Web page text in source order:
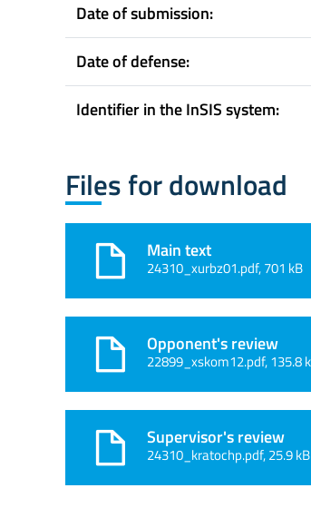
Date of submission:
Date of defense:
Identifier in the InSIS system:
Files for download
Main text
24310_xurbz01.pdf, 701 kB
Opponent's review
22899_xskom12.pdf, 135.8
Supervisor's review
24310_kratochp.pdf, 25.9 kB